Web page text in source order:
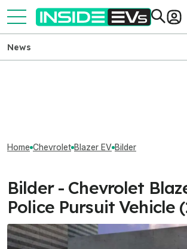
News
Home Chevrolet Blazer EV Bilder
Bilder - Chevrolet
Police Pursuit Vehicle